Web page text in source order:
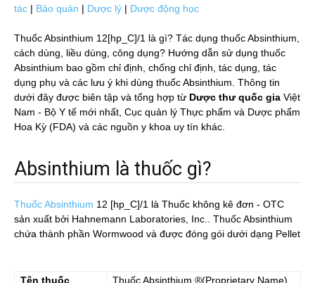
tác | Bảo quản | Dược lý | Dược động học
Thuốc Absinthium 12[hp_C]/1 là gì? Tác dụng thuốc Absinthium,
cách dùng, liều dùng, công dụng? Hướng dẫn sử dụng thuốc
Absinthium bao gồm chỉ định, chống chỉ định, tác dụng, tác
dụng phụ và các lưu ý khi dùng thuốc Absinthium. Thông tin
dưới đây được biên tập và tổng hợp từ Dược thư quốc gia Việt
Nam - Bộ Y tế mới nhất, Cục quản lý Thực phẩm và Dược phẩm
Hoa Kỳ (FDA) và các nguồn y khoa uy tín khác.
Absinthium là thuốc gì?
Thuốc Absinthium 12 [hp_C]/1 là Thuốc không kê đơn - OTC
sản xuất bởi Hahnemann Laboratories, Inc.. Thuốc Absinthium
chứa thành phần Wormwood và được đóng gói dưới dạng Pellet
Tên thuốc ThuốcAbsinthium ®(Proprietary Name)